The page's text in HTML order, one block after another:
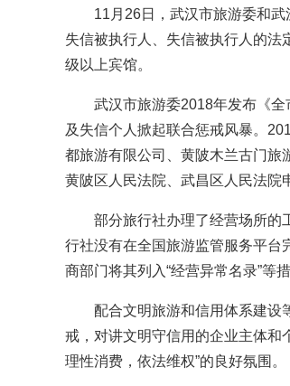
11月26日，武汉市旅游委和武
失信被执行人、失信被执行人的法
级以上宾馆。
武汉市旅游委2018年发布《全
及失信个人掀起联合惩戒风暴。
都旅游有限公司、黄陂木兰古门旅
黄陂区人民法院、武昌区人民法院
部分旅行社办理了经营场所的工
行社没有在全国旅游监管服务平台
商部门将其列入“经营异常名录”等措
配合文明旅游和信用体系建设等
戒，对讲文明守信用的企业主体和
理性消费，依法维权”的良好氛围。